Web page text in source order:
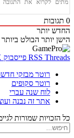
יותר
יותר הבולט ביותר
RSS פייסבוק X (טוויטר)
רוטר מבזקי חדשות
רוטר סקופים
לוח שנה עברי
אתר זה נבנה ועוצב
שמורות לגיימפרו